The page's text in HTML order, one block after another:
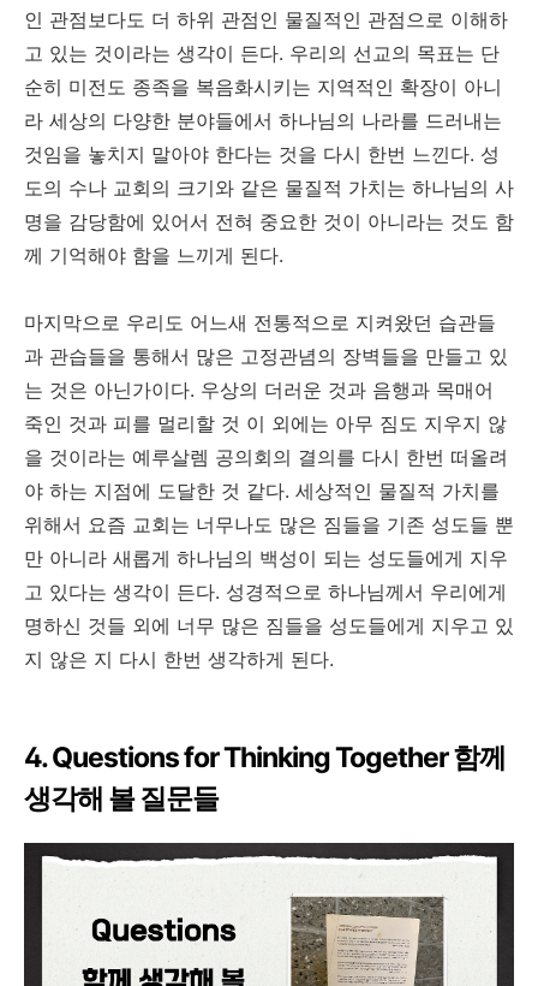
인 관점보다도 더 하위 관점인 물질적인 관점으로 이해하
고 있는 것이라는 생각이 든다. 우리의 선교의 목표는 단
순히 미전도 종족을 복음화시키는 지역적인 확장이 아니
라 세상의 다양한 분야들에서 하나님의 나라를 드러내는
것임을 놓치지 말아야 한다는 것을 다시 한번 느낀다. 성
도의 수나 교회의 크기와 같은 물질적 가치는 하나님의 사
명을 감당함에 있어서 전혀 중요한 것이 아니라는 것도 함
께 기억해야 함을 느끼게 된다.
마지막으로 우리도 어느새 전통적으로 지켜왔던 습관들
과 관습들을 통해서 많은 고정관념의 장벽들을 만들고 있
는 것은 아닌가이다. 우상의 더러운 것과 음행과 목매어
죽인 것과 피를 멀리할 것 이 외에는 아무 짐도 지우지 않
을 것이라는 예루살렘 공의회의 결의를 다시 한번 떠올려
야 하는 지점에 도달한 것 같다. 세상적인 물질적 가치를
위해서 요즘 교회는 너무나도 많은 짐들을 기존 성도들 뿐
만 아니라 새롭게 하나님의 백성이 되는 성도들에게 지우
고 있다는 생각이 든다. 성경적으로 하나님께서 우리에게
명하신 것들 외에 너무 많은 짐들을 성도들에게 지우고 있
지 않은 지 다시 한번 생각하게 된다.
4. Questions for Thinking Together 함께
생각해 볼 질문들